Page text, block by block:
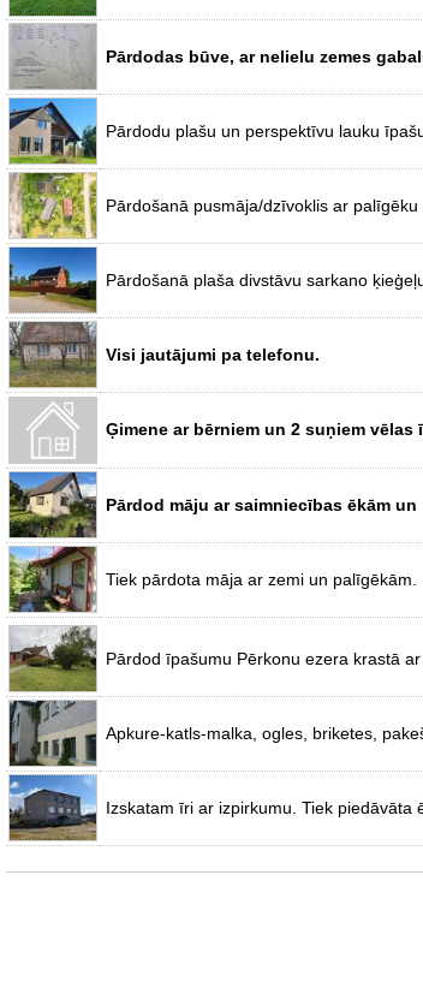
Pārdodas būve, ar nelielu zemes
Pārdodu plašu un perspektīvu lauku
Pārdošanā pusmāja/dzīvoklis ar
Pārdošanā plaša divstāvu sarkano
Visi jautājumi pa telefonu.
Ģimene ar bērniem un 2 suņiem
Pārdod māju ar saimniecības ēkām un
Tiek pārdota māja ar zemi un
Pārdod īpašumu Pērkonu ezera krastā
Apkure-katls-malka, ogles, briketes,
Izskatam īri ar izpirkumu. Tiek piedāvāta